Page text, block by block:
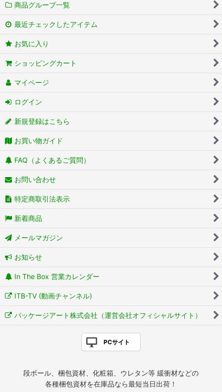
商品グループ一覧
最近チェックしたアイテム
お気に入り
ショッピングカート
マイページ
ログイン
新規登録はこちら
お買い物ガイド
FAQ（よくあるご質問）
お問い合わせ
特定商取引法表示
新着商品
メールマガジン
お知らせ
In The Box 営業カレンダー
ITB-TV (動画チャンネル)
パッケージアート株式会社（運営会社オフィシャルサイト）
PCサイト
段ボール、梱包資材、化粧箱、ウレタン等 緩衝材などの
各種梱包資材を在庫品なら最短当日出荷！